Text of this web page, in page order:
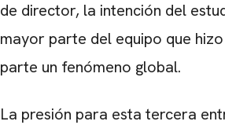
de director, la intención del
mayor parte del equipo que
parte un fenómeno global.
La presión para esta tercera